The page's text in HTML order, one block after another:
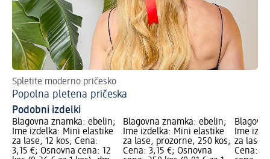
Spletite moderno pričesko
Popolna pletena pričeska
Podobni izdelki
Blagovna znamka: ebelin;
Ime izdelka: Mini elastike
za lase, 12 kos; Cena:
3,15 €; Osnovna cena: 12
Blagovna znamka: ebelin;
Ime izdelka: Mini elastike
za lase, prozorne, 250 kos;
Cena: 3,15 €; Osnovna
Ime
za lase,
Cena: